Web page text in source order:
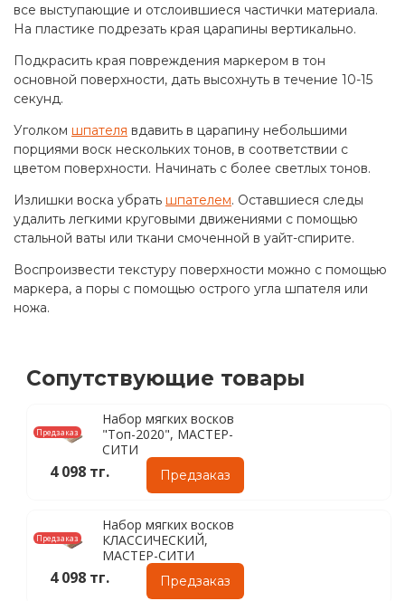
все выступающие и отслоившиеся частички материала.
На пластике подрезать края царапины вертикально.
Подкрасить края повреждения маркером в тон
основной поверхности, дать высохнуть в течение 10-15
секунд.
Уголком шпателя вдавить в царапину небольшими
порциями воск нескольких тонов, в соответствии с
цветом поверхности. Начинать с более светлых тонов.
Излишки воска убрать шпателем. Оставшиеся следы
удалить легкими круговыми движениями с помощью
стальной ваты или ткани смоченной в уайт-спирите.
Воспроизвести текстуру поверхности можно с помощью
маркера, а поры с помощью острого угла шпателя или
ножа.
Сопутствующие товары
Предзаказ
Набор мягких восков
"Топ-2020", МАСТЕР-
СИТИ
4 098 тг. Предзаказ
Предзаказ
Набор мягких восков
КЛАССИЧЕСКИЙ,
МАСТЕР-СИТИ
4 098 тг. Предзаказ